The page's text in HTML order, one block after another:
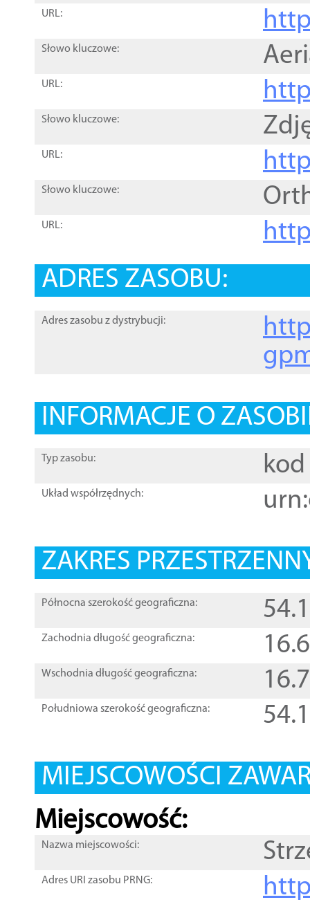
URL:
Słowo kluczowe:
URL:
Słowo kluczowe:
URL:
Słowo kluczowe:
URL:
ADRES ZASOBU:
Adres zasobu z dystrybucji:
INFORMACJE O
Typ zasobu: kod
Układ współrzędnych:
ZAKRES
Północna szerokość geograficzna:
Zachodnia długość geograficzna:
Wschodnia długość geograficzna:
Południowa szerokość geograficzna:
MIEJSCOWOŚCI
Miejscowość:
Nazwa miejscowości:
Adres URI zasobu PRNG: